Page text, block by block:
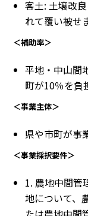
客土: 土壌改
れて覆い被せ
＜補助率＞
平地・中山間
町が10％を負
＜事業主体＞
県や市町が事
＜事業採択要件＞
1. 農地中間管
地について、